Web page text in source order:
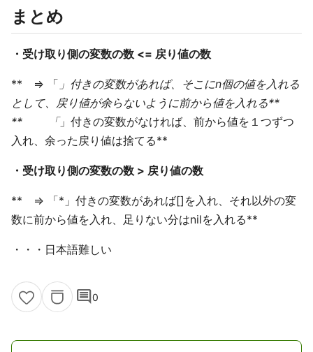
まとめ
・受け取り側の変数の数 <= 戻り値の数
** => 「 」付きの変数があれば、そこにn個の値を入れる
として、戻り値が余らないように前から値を入れる**
** 「」付きの変数がなければ、前から値を１つずつ
入れ、余った戻り値は捨てる**
・受け取り側の変数の数 > 戻り値の数
** => 「*」付きの変数があれば[]を入れ、それ以外の変
数に前から値を入れ、足りない分はnilを入れる**
・・・日本語難しい
comment0